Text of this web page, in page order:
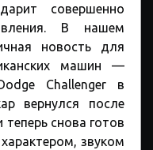
совершенно
В нашем
новость для
машин —
Challenger в
вернулся после
снова готов
звуком